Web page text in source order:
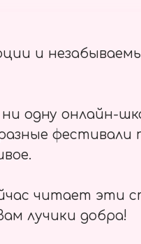
и
одну онлайн-
фестивали
читает эти
лучики добра!